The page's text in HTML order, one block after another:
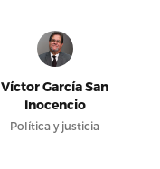
Víctor García San
Inocencio
Política y justicia